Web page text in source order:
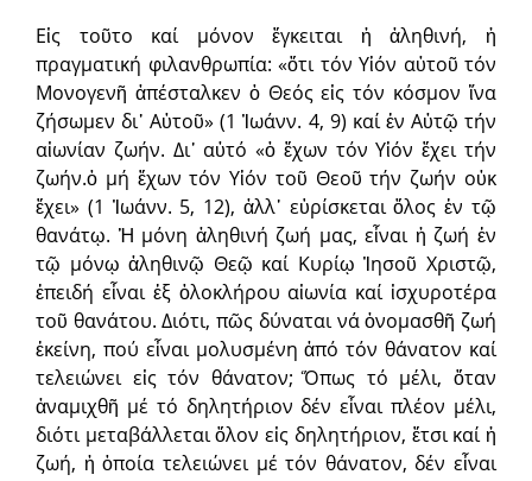
Εἰς τοῦτο καί μόνον ἔγκειται ἡ ἀληθινή, ἡ
πραγματική φιλανθρωπία: «ὅτι τόν Υἱόν αὐτοῦ τόν
Μονογενῆ ἀπέσταλκεν ὁ Θεός εἰς τόν κόσμον ἵνα
ζήσωμεν δι᾽ Αὐτοῦ» (1 Ἰωάνν. 4, 9) καί ἐν Αὐτῷ τήν
αἰωνίαν ζωήν. Δι᾽ αὐτό «ὁ ἔχων τόν Υἱόν ἔχει τήν
ζωήν.ὁ μή ἔχων τόν Υἱόν τοῦ Θεοῦ τήν ζωήν οὐκ
ἔχει» (1 Ἰωάνν. 5, 12), ἀλλ᾽ εὑρίσκεται ὅλος ἐν τῷ
θανάτῳ. Ἡ μόνη ἀληθινή ζωή μας, εἶναι ἡ ζωή ἐν
τῷ μόνῳ ἀληθινῷ Θεῷ καί Κυρίῳ Ἰησοῦ Χριστῷ,
ἐπειδή εἶναι ἐξ ὁλοκλήρου αἰωνία καί ἰσχυροτέρα
τοῦ θανάτου. Διότι, πῶς δύναται νά ὀνομασθῆ ζωή
ἐκείνη, πού εἶναι μολυσμένη ἀπό τόν θάνατον καί
τελειώνει εἰς τόν θάνατον; Ὅπως τό μέλι, ὅταν
ἀναμιχθῆ μέ τό δηλητήριον δέν εἶναι πλέον μέλι,
διότι μεταβάλλεται ὅλον εἰς δηλητήριον, ἔτσι καί ἡ
ζωή, ἡ ὁποία τελειώνει μέ τόν θάνατον, δέν εἶναι